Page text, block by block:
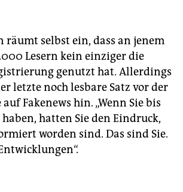
räumt selbst ein, dass an jenem
Lesern kein einziger die
genutzt hat. Allerdings
letzte noch lesbare Satz vor der
Fakenews hin. „Wenn Sie bis
hatten Sie den Eindruck,
worden sind. Das sind Sie.